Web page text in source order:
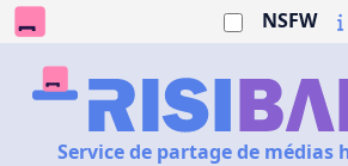
NSFW
Service de partage de médias